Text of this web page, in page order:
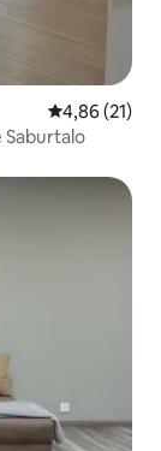
Note
4,86 (21)